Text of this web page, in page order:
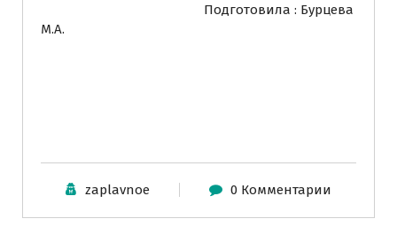
Подготовила : Бурцева
М.А.
zaplavnoe 0 Комментарии